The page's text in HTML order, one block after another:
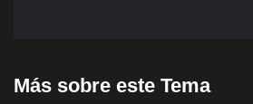
Más sobre este Tema